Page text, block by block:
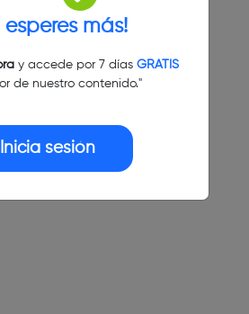
esperes más!
y accede por 7 días GRATIS
de nuestro contenido."
Inicia sesión